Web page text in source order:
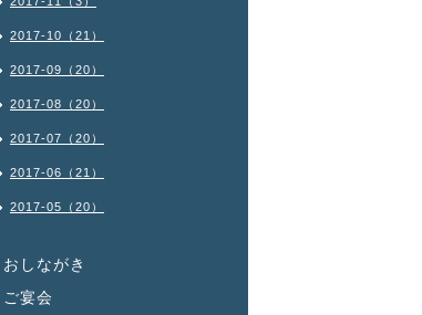
2017-10（21）
2017-09（20）
2017-08（20）
2017-07（20）
2017-06（21）
2017-05（20）
おしながき
ご宴会